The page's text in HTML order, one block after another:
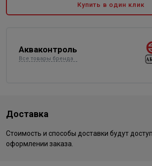
Купить в один клик
Акваконтроль
Все товары бренда
Доставка
Стоимость и способы доставки будут
оформлении заказа.